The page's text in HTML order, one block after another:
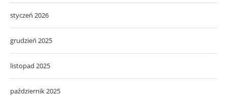
styczeń 2026
grudzień 2025
listopad 2025
październik 2025